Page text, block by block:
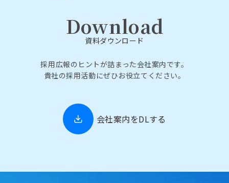
Download
資料ダウンロード
採用広報のヒントが詰まった会社案内です。
貴社の採用活動にぜひお役立てください。
会社案内をDLする